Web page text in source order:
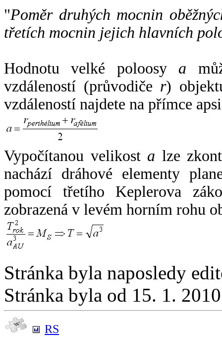
"Poměr druhých mocnin
třetích mocnin jejich hlavních
Hodnotu velké poloosy a
vzdáleností (průvodiče r)
vzdáleností najdete na přímce
Vypočítanou velikost a lze
nachází dráhové elementy
pomocí třetího Keplerova
zobrazená v levém horním rohu
Stránka byla naposledy
Stránka byla od 15. 1.
RS